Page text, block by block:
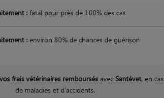
: fatal pour près de 100% des cas
: environ 80% de chances de guérison
frais vétérinaires remboursés avec Santévet, en cas
de maladies et d'accidents.